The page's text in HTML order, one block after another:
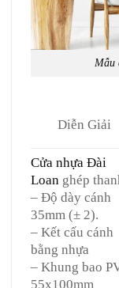
Mẫu
Diễn Giải
Cửa nhựa Đài
Loan ghép
– Độ dày cánh
35mm (± 2).
– Kết cấu cánh
bằng nhựa
– Khung bao
55x100mm